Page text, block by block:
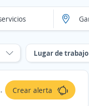
Lugar de trabajo
Crear alerta